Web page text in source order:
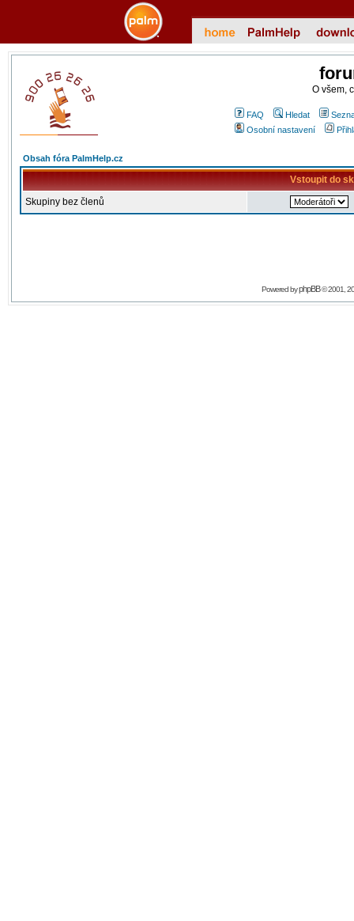
O všem,
FAQ Hledat
Osobní nastavení
Obsah fóra PalmHelp.cz
Vstoupit do
Skupiny bez členů
Powered byphpBB© 2001,